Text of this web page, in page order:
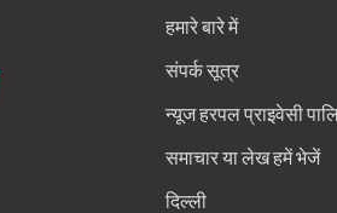
हमारे बारे में
संपर्क सूत्र
न्यूज हरपल प्राइवेसी
समाचार या लेख हमें भेजें
दिल्ली